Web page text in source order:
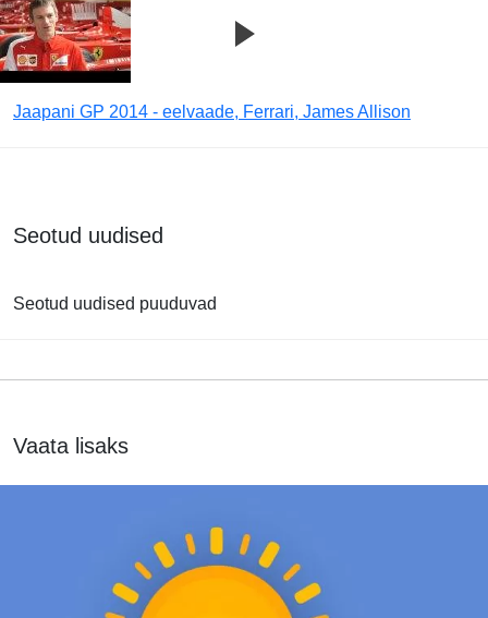
Jaapani GP 2014 - eelvaade, Ferrari, James Allison
Seotud uudised
Seotud uudised puuduvad
Vaata lisaks